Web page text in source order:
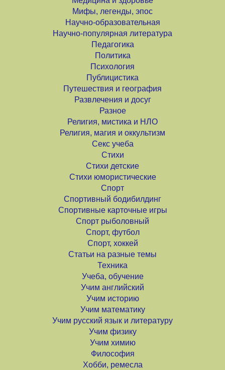
Мифы, легенды, эпос
Научно-образовательная
Научно-популярная литература
Педагогика
Политика
Психология
Публицистика
Путешествия и география
Развлечения и досуг
Разное
Религия, мистика и НЛО
Религия, магия и оккультизм
Секс учеба
Стихи
Стихи детские
Стихи юмористические
Спорт
Спортивный бодибилдинг
Спортивные карточные игры
Спорт рыболовный
Спорт, футбол
Спорт, хоккей
Статьи на разные темы
Техника
Учеба, обучение
Учим английский
Учим историю
Учим математику
Учим русский язык и литературу
Учим физику
Учим химию
Философия
Хобби, ремесла